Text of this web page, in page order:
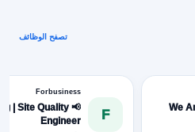
تصفح الوظائف
📢
F
Forbusiness
| Site Quality
Engineer